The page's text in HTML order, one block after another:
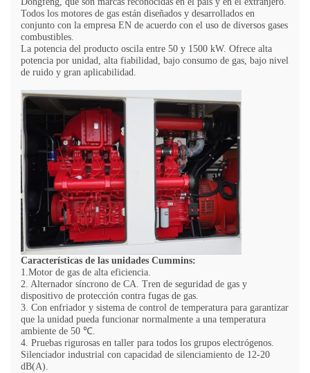
Todos los motores de gas están diseñados y desarrollados en
conjunto con la empresa EN de acuerdo con el uso de diversos gases
combustibles.
La potencia del producto oscila entre 50 y 1500 kW. Ofrece alta
potencia por unidad, alta fiabilidad, bajo consumo de gas, bajo nivel
de ruido y gran aplicabilidad.
Características de las unidades Cummins:
1.Motor de gas de alta eficiencia.
2. Alternador síncrono de CA. Tren de seguridad de gas y
dispositivo de protección contra fugas de gas.
3. Con enfriador y sistema de control de temperatura para garantizar
que la unidad pueda funcionar normalmente a una temperatura
ambiente de 50 ℃.
4. Pruebas rigurosas en taller para todos los grupos electrógenos.
Silenciador industrial con capacidad de silenciamiento de 12-20
dB(A).